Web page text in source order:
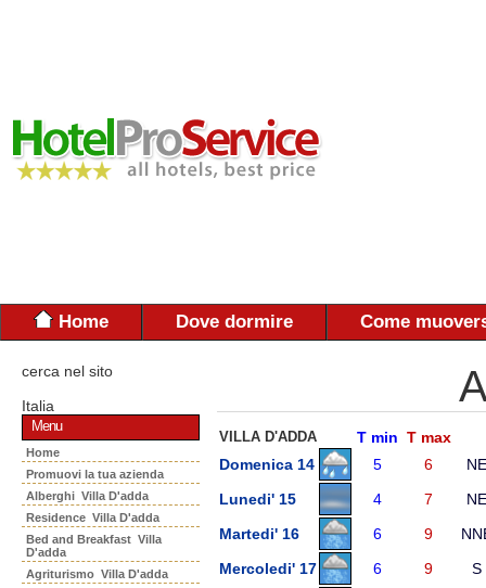
Home Dove dormire Come
cerca nel sito
Italia
Menu
Home
Promuovi la tua azienda
Alberghi Villa D'adda
Residence Villa D'adda
Bed and Breakfast Villa
D'adda
Agriturismo Villa D'adda
VILLA D'ADDA T min T max
Domenica 14
5 6
NE
Lunedi' 15
4 7
NE
Martedi' 16
6 9
Mercoledi' 17
6 9
S